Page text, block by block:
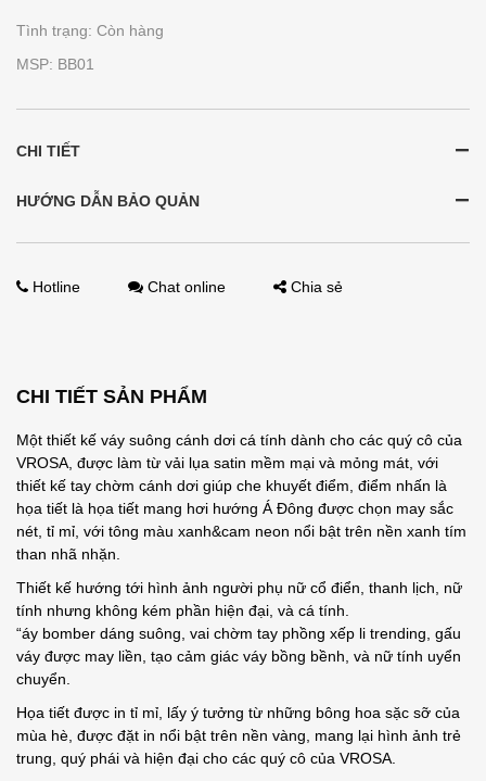
Tình trạng: Còn hàng
MSP: BB01
CHI TIẾT
HƯỚNG DẪN BẢO QUẢN
Hotline Chat online Chia sẻ
CHI TIẾT SẢN PHẨM
Một thiết kế váy suông cánh dơi cá tính dành cho các quý cô của
VROSA, được làm từ vải lụa satin mềm mại và mỏng mát, với
thiết kế tay chờm cánh dơi giúp che khuyết điểm, điểm nhấn là
họa tiết là họa tiết mang hơi hướng Á Đông được chọn may sắc
nét, tỉ mỉ, với tông màu xanh&cam neon nổi bật trên nền xanh tím
than nhã nhặn.
Thiết kế hướng tới hình ảnh người phụ nữ cổ điển, thanh lịch, nữ
tính nhưng không kém phần hiện đại, và cá tính.
“áy bomber dáng suông, vai chờm tay phồng xếp li trending, gấu
váy được may liền, tạo cảm giác váy bồng bềnh, và nữ tính uyển
chuyển.
Họa tiết được in tỉ mỉ, lấy ý tưởng từ những bông hoa sặc sỡ của
mùa hè, được đặt in nổi bật trên nền vàng, mang lại hình ảnh trẻ
trung, quý phái và hiện đại cho các quý cô của VROSA.